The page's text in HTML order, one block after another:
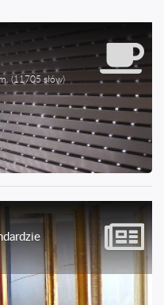
(11705 słów)